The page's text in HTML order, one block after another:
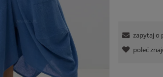
zapytaj o
poleć